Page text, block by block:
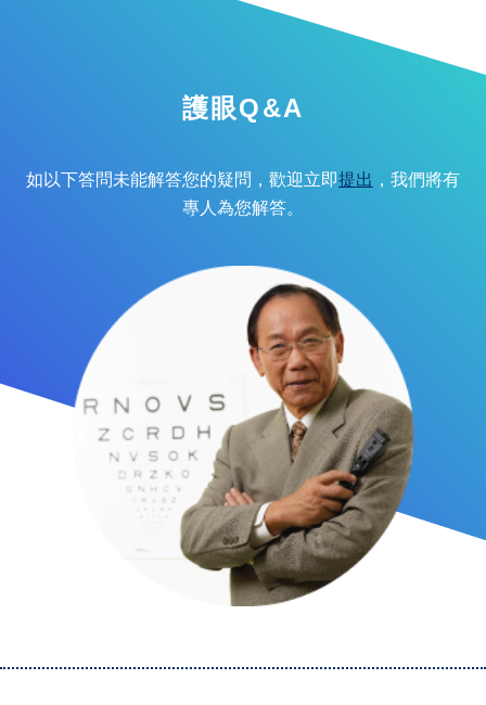
護眼Q&A
如以下答問未能解答您的疑問，歡迎立即提出 ，我們將有
專人為您解答。